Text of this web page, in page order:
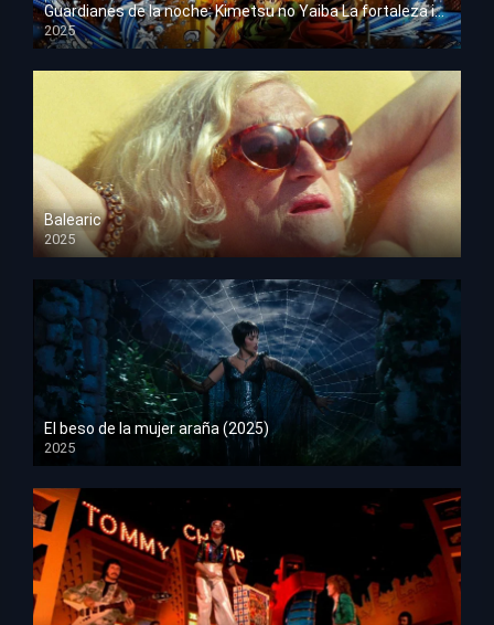
Guardianes de la noche: Kimetsu no Yaiba La fortaleza infinita
2025
HD 1080p
Balearic
2025
HD 1080p
El beso de la mujer araña (2025)
2025
HD 1080p